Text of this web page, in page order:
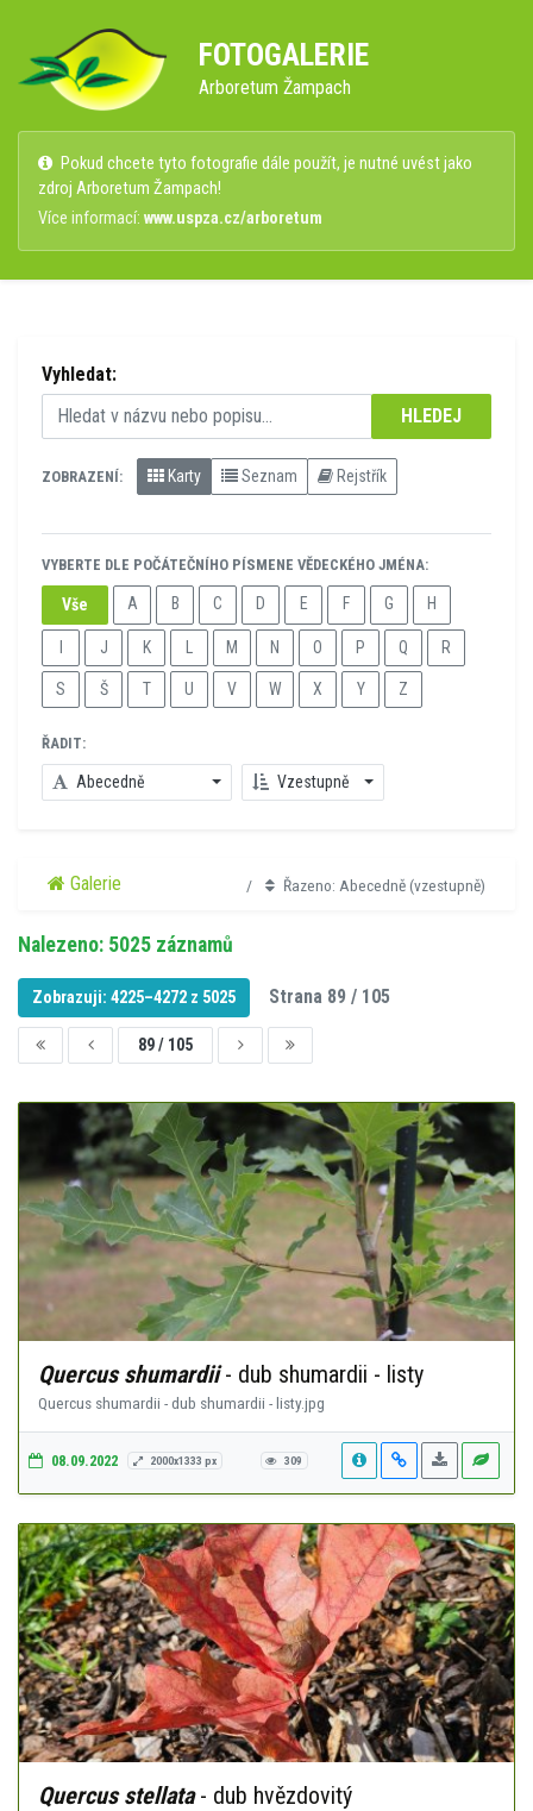
FOTOGALERIE
Arboretum Žampach
Pokud chcete tyto fotografie dále použít, je nutné uvést jako
zdroj Arboretum Žampach!
Více informací: www.uspza.cz/arboretum
Vyhledat:
HLEDEJ
ZOBRAZENÍ: Karty Seznam Rejstřík
VYBERTE DLE POČÁTEČNÍHO PÍSMENE VĚDECKÉHO JMÉNA:
Vše A B C D E F G H
J K M N O P Q R
S Š T U V W X Y Z
ŘADIT:
Abecedně Vzestupně
Galerie Řazeno: Abecedně (vzestupně)
Nalezeno: 5025 záznamů
Zobrazuji: 4225–4272 z 5025 Strana 89 / 105
89 / 105
Quercus shumardii- dub shumardii - listy
Quercus shumardii - dub shumardii - listy.jpg
08.09.2022 2000x1333 px 309
Quercus stellata- dub hvězdovitý